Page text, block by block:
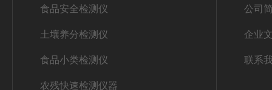
食品安全检测仪
土壤养分检测仪
食品小类检测仪
农残快速检测仪器
公司
企业
联系